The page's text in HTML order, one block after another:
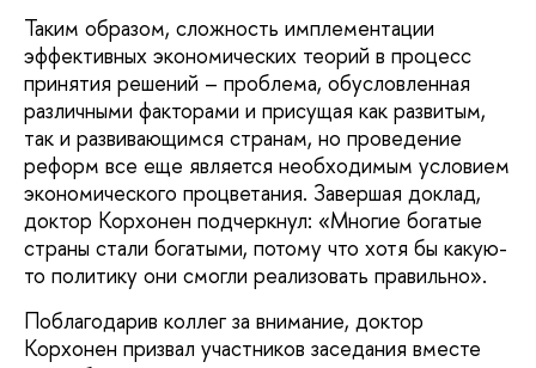
Таким образом, сложность имплементации
эффективных экономических теорий в процесс
принятия решений – проблема, обусловленная
различными факторами и присущая как развитым,
так и развивающимся странам, но проведение
реформ все еще является необходимым условием
экономического процветания. Завершая доклад,
доктор Корхонен подчеркнул: «Многие богатые
страны стали богатыми, потому что хотя бы какую-
то политику они смогли реализовать правильно».
Поблагодарив коллег за внимание, доктор
Корхонен призвал участников заседания вместе